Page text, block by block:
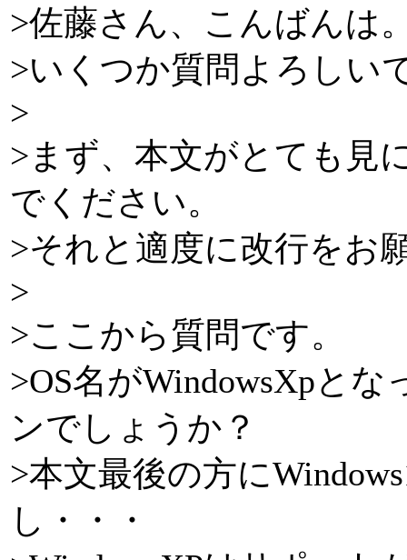
>佐藤さん、こんばんは
>いくつか質問よろしい
>
>まず、本文がとても見
でください。
>それと適度に改行をお
>
>ここから質問です。
>OS名がWindowsXpと
ンでしょうか？
>本文最後の方に
し・・・